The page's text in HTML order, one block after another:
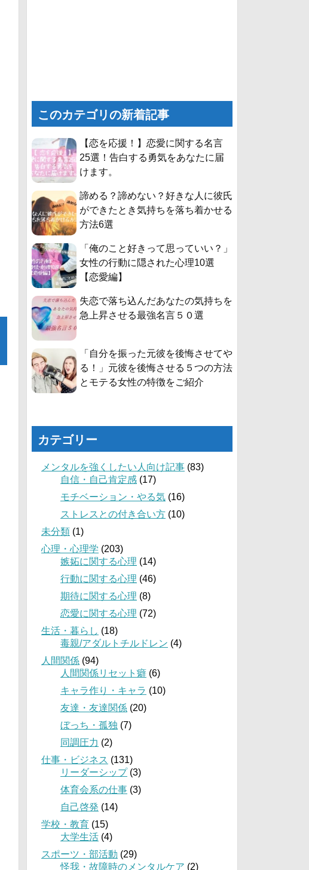
このカテゴリの新着記事
【恋を応援！】恋愛に関する名言
25選！告白する勇気をあなたに届
けます。
諦める？諦めない？好きな人に彼氏
ができたとき気持ちを落ち着かせる
方法6選
「俺のこと好きって思っていい？」
女性の行動に隠された心理10選
【恋愛編】
失恋で落ち込んだあなたの気持ちを
急上昇させる最強名言５０選
「自分を振った元彼を後悔させてや
る！」元彼を後悔させる５つの方法
とモテる女性の特徴をご紹介
カテゴリー
メンタルを強くしたい人向け記事 (83)
自信・自己肯定感 (17)
モチベーション・やる気 (16)
ストレスとの付き合い方 (10)
未分類 (1)
心理・心理学 (203)
嫉妬に関する心理 (14)
行動に関する心理 (46)
期待に関する心理 (8)
恋愛に関する心理 (72)
生活・暮らし (18)
毒親/アダルトチルドレン (4)
人間関係 (94)
人間関係リセット癖 (6)
キャラ作り・キャラ (10)
友達・友達関係 (20)
ぼっち・孤独 (7)
同調圧力 (2)
仕事・ビジネス (131)
リーダーシップ(3)
体育会系の仕事 (3)
自己啓発 (14)
学校・教育 (15)
大学生活 (4)
スポーツ・部活動 (29)
怪我・故障時のメンタルケア (2)